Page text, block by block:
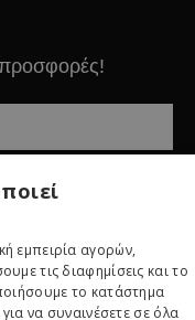
προσφορές!
εμπειρία αγορών,
τις διαφημίσεις και το
το κατάστημα
για να συναινέσετε σε όλα